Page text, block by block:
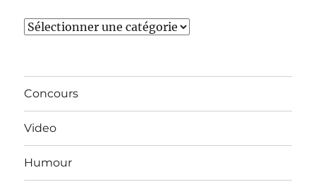
Catégories
Concours
Video
Humour